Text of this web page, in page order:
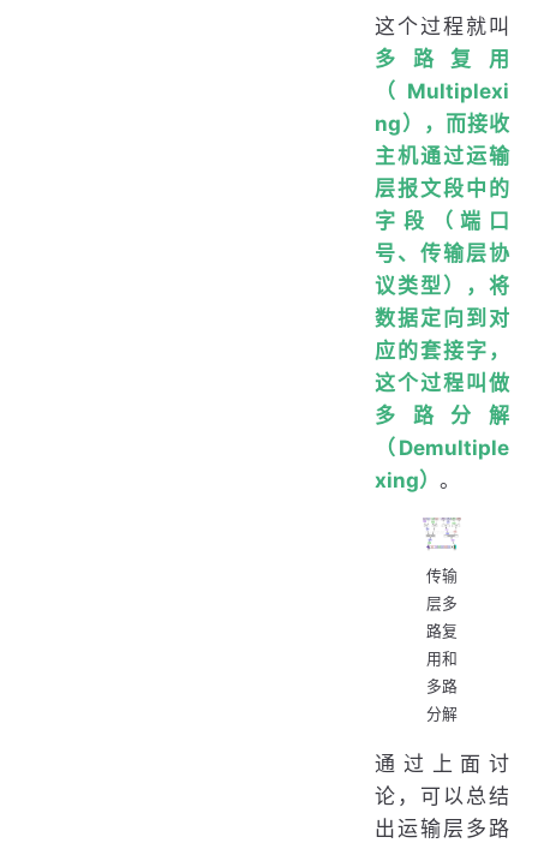
这个过程就叫
多路复用
（Multiplexi
ng）， 而接收
主机通过运输
层报文段中的
字段（端口
号、传输层协
议类型），将
数据定向到对
应的套接字，
这个过程叫做
多路分解
（Demultiple
xing） 。
传输
层多
路复
用和
多路
分解
通过上面讨
论，可以总结
出运输层多路